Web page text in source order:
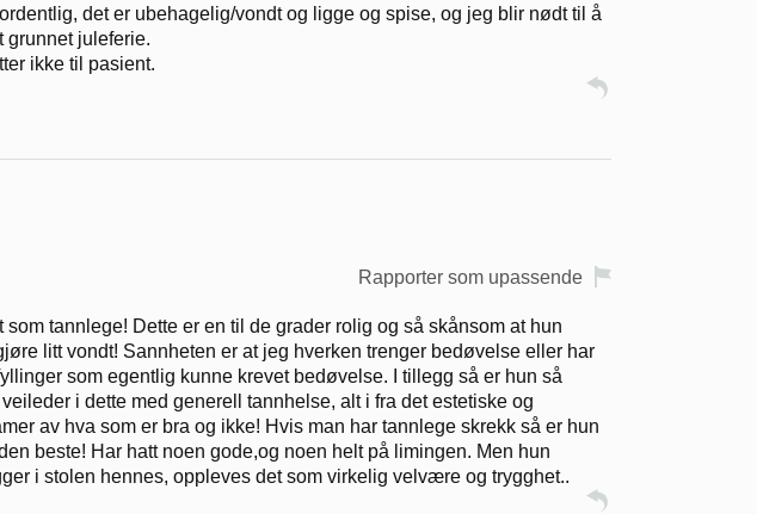
det er ubehagelig/vondt og ligge og spise, og jeg blir nødt til å
grunnet juleferie.
ikke til pasient.
Rapporter som upassende
tannlege! Dette er en til de grader rolig og så skånsom at hun
litt vondt! Sannheten er at jeg hverken trenger bedøvelse eller har
som egentlig kunne krevet bedøvelse. I tillegg så er hun så
i dette med generell tannhelse, alt i fra det estetiske og
av hva som er bra og ikke! Hvis man har tannlege skrekk så er hun
beste! Har hatt noen gode,og noen helt på limingen. Men hun
i stolen hennes, oppleves det som virkelig velvære og trygghet..